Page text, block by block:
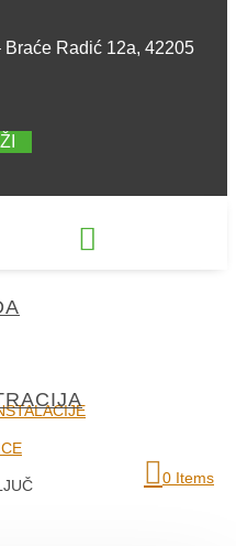
Radić 12a, 42205

0 Items